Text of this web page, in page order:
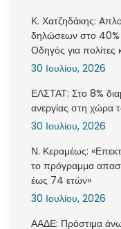
Κ. Χατζηδάκης:
δηλώσεων στο 40%
Οδηγός για πολίτες
30 Ιουλίου, 2026
ΕΛΣΤΑΤ: Στο 8%
ανεργίας στη χώρα
30 Ιουλίου, 2026
Ν. Κεραμέως:
το πρόγραμμα
έως 74 ετών»
30 Ιουλίου, 2026
ΑΑΔΕ: Πρόστιμα άνω